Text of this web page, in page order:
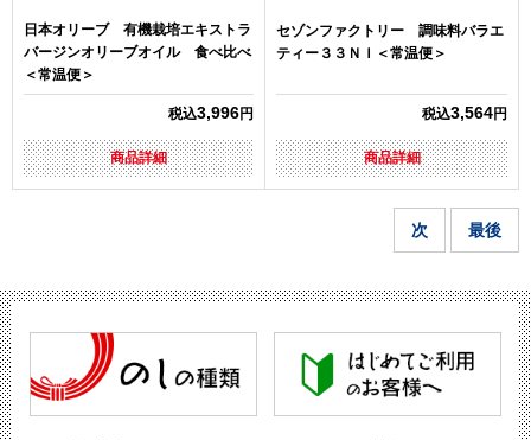
日本オリーブ 有機栽培エキストラ
バージンオリーブオイル 食べ比べ
＜常温便＞
税込3,996円
商品詳細
セゾンファクトリー 調味料バラエ
ティー３３ＮＩ＜常温便＞
税込3,564円
商品詳細
次 最後